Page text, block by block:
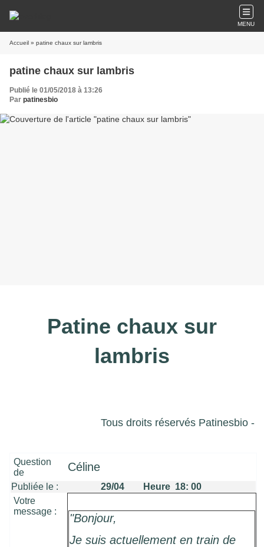
MENU
Accueil » patine chaux sur lambris
patine chaux sur lambris
Publié le 01/05/2018 à 13:26
Par patinesbio
Patine chaux sur
lambris
Tous droits réservés Patinesbio -
Question
de
Céline
Publiée le :
29/04 Heure 18: 00
Votre
message :
"Bonjour,
Je suis actuellement en train de